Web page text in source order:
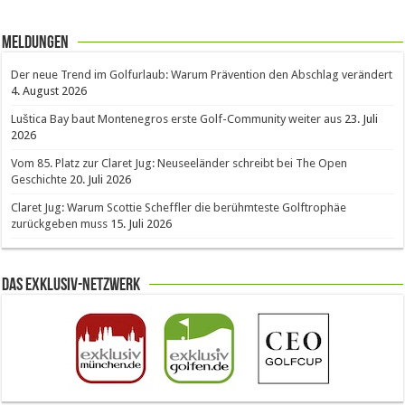
Meldungen
Der neue Trend im Golfurlaub: Warum Prävention den Abschlag verändert
4. August 2026
Luštica Bay baut Montenegros erste Golf-Community weiter aus 23. Juli
2026
Vom 85. Platz zur Claret Jug: Neuseeländer schreibt bei The Open
Geschichte 20. Juli 2026
Claret Jug: Warum Scottie Scheffler die berühmteste Golftrophäe
zurückgeben muss 15. Juli 2026
Das Exklusiv-Netzwerk